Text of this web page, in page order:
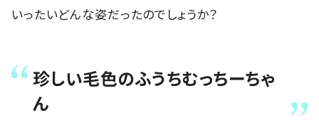
いったいどんな姿だったのでしょうか？
珍しい毛色のふうちむっちーちゃ
ん